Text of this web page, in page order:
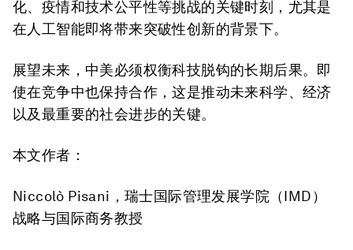
化、疫情和技术公平性等挑战的关键时刻，尤其是
在人工智能即将带来突破性创新的背景下。
展望未来，中美必须权衡科技脱钩的长期后果。即
使在竞争中也保持合作，这是推动未来科学、经济
以及最重要的社会进步的关键。
本文作者：
Niccolò Pisani，瑞士国际管理发展学院（IMD）
战略与国际商务教授